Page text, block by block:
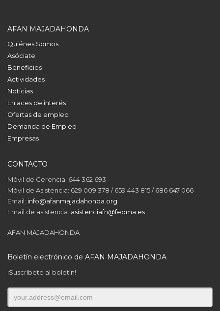
AFAN MAJADAHONDA
Quiénes Somos
Asóciate
Beneficios
Actividades
Noticias
Enlaces de interés
Ofertas de empleo
Demanda de Empleo
Empresas
CONTACTO
Móvil de Gerencia: 644 362 693
Móvil de Asistencia: 629 009 378 / 659 443 815 / 686 647 066
Email: info@afanmajadahonda.org
Email de asistencia: asistenciafn@fedma.es
AFAN MAJADAHONDA
Boletín electrónico de AFAN MAJADAHONDA
¡Suscríbete al boletín!